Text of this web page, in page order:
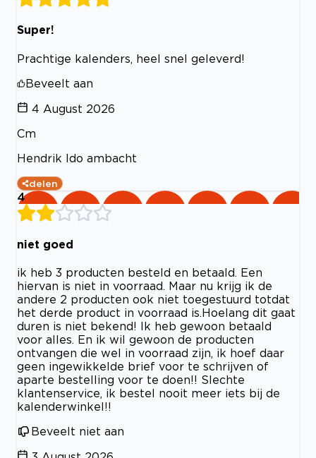
Super!
Prachtige kalenders, heel snel geleverd!
Beveelt aan
4 August 2026
Cm
Hendrik Ido ambacht
delen
4
niet goed
ik heb 3 producten besteld en betaald. Een
hiervan is niet in voorraad. Maar nu krijg ik de
andere 2 producten ook niet toegestuurd totdat
het derde product in voorraad is.Hoelang dit gaat
duren is niet bekend! Ik heb gewoon betaald
voor alles. En ik wil gewoon de producten
ontvangen die wel in voorraad zijn, ik hoef daar
geen ingewikkelde brief voor te schrijven of
aparte bestelling voor te doen!! Slechte
klantenservice, ik bestel nooit meer iets bij de
kalenderwinkel!!
Beveelt niet aan